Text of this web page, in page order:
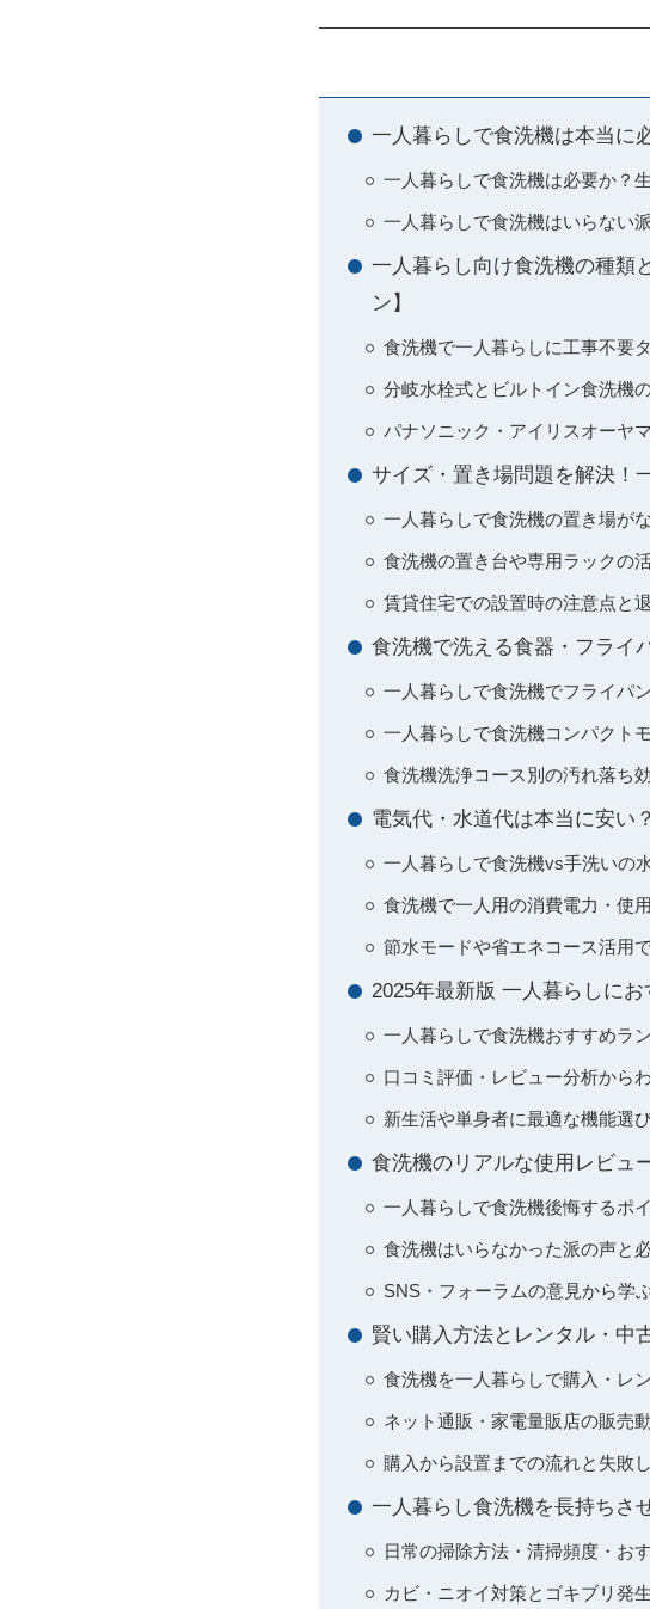
一人暮らしで食洗機は本当に
一人暮らしで食洗機は必要か？
一人暮らしで食洗機はいらない
一人暮らし向け食洗機の種類
ン】
食洗機で一人暮らしに工事不要
分岐水栓式とビルトイン食洗機
パナソニック・アイリスオーヤ
サイズ・置き場問題を解決！
一人暮らしで食洗機の置き場が
食洗機の置き台や専用ラックの
賃貸住宅での設置時の注意点と
食洗機で洗える食器・フライ
一人暮らしで食洗機でフライパ
一人暮らしで食洗機コンパクト
食洗機洗浄コース別の汚れ落ち
電気代・水道代は本当に安い
一人暮らしで食洗機vs手洗いの
食洗機で一人用の消費電力・使
節水モードや省エネコース活用
2025年最新版 一人暮らしに
一人暮らしで食洗機おすすめラ
口コミ評価・レビュー分析から
新生活や単身者に最適な機能選
食洗機のリアルな使用レビュ
一人暮らしで食洗機後悔するポ
食洗機はいらなかった派の声と
SNS・フォーラムの意見から学
賢い購入方法とレンタル・中
食洗機を一人暮らしで購入・レ
ネット通販・家電量販店の販売
購入から設置までの流れと失敗
一人暮らし食洗機を長持ちさ
日常の掃除方法・清掃頻度・お
カビ・ニオイ対策とゴキブリ発